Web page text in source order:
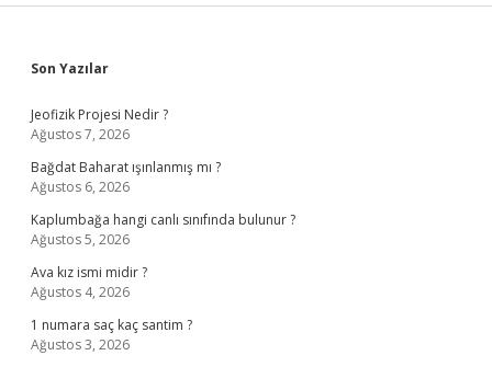
Sidebar
Son Yazılar
Jeofizik Projesi Nedir ?
Ağustos 7, 2026
Bağdat Baharat ışınlanmış mı ?
Ağustos 6, 2026
Kaplumbağa hangi canlı sınıfında bulunur ?
Ağustos 5, 2026
Ava kız ismi midir ?
Ağustos 4, 2026
1 numara saç kaç santim ?
Ağustos 3, 2026